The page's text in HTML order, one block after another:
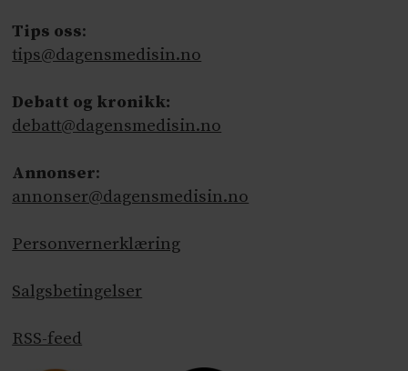
Tips oss:
tips@dagensmedisin.no
Debatt og kronikk:
debatt@dagensmedisin.no
Annonser:
annonser@dagensmedisin.no
Personvernerklæring
Salgsbetingelser
RSS-feed